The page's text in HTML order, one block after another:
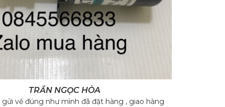
TRẦN NGỌC HÒA
gửi về đúng như mình đã đặt hàng , giao hàng